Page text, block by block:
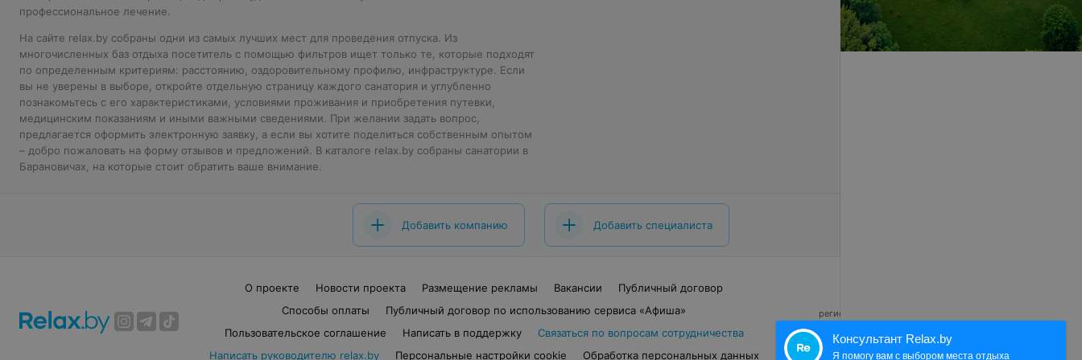
профессиональное лечение.
На сайте relax.by собраны одни из самых лучших мест для проведения отпуска. Из
многочисленных баз отдыха посетитель с помощью фильтров ищет только те, которые подходят
по определенным критериям: расстоянию, оздоровительному профилю, инфраструктуре. Если
вы не уверены в выборе, откройте отдельную страницу каждого санатория и углубленно
познакомьтесь с его характеристиками, условиями проживания и приобретения путевки,
медицинским показаниям и иными важными сведениями. При желании задать вопрос,
предлагается оформить электронную заявку, а если вы хотите поделиться собственным опытом
– добро пожаловать на форму отзывов и предложений. В каталоге relax.by собраны санатории в
Барановичах, на которые стоит обратить ваше внимание.
Добавить компанию Добавить специалиста
О проекте Новости проекта Размещение рекламы Вакансии
Публичный договор
Способы оплаты
Публичный договор по использованию сервиса «Афиша»
Пользовательское соглашение
Написать в поддержку
Связаться по вопросам сотрудничества
Написать руководителю relax.by
Персональные настройки cookie Обработка персональных данных
регистрирующий орган - Минский горисполком
улица Толбухина, 2, пом. 16 | info@relax.by
Консультант Relax.by
Я помогу вам с выбором места отдыха